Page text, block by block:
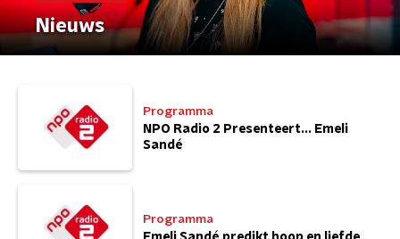
Nieuws
Programma
NPO Radio 2 Presenteert... Emeli
Sandé
Programma